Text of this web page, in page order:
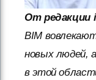
От редакции
BIM
новых людей,
в этой